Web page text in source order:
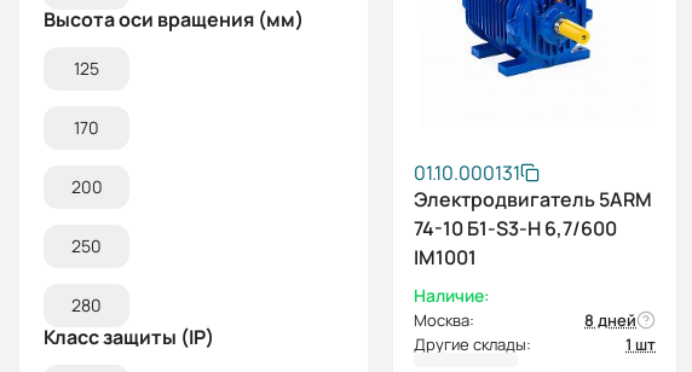
Высота оси вращения (мм)
125
170
200
250
280
Класс защиты (IP)
01.10.000131
Электродвигатель 5ARM
74-10 Б1-S3-H 6,7/600
IM1001
Наличие:
Москва:
8 дней
Другие склады:
1 шт